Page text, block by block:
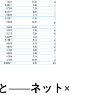
と——ネット×